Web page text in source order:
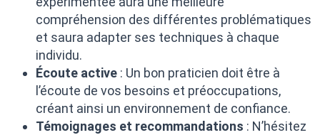
compréhension des différentes problématiques
et saura adapter ses techniques à chaque
individu.
Écoute active : Un bon praticien doit être à
l’écoute de vos besoins et préoccupations,
créant ainsi un environnement de confiance.
Témoignages et recommandations : N’hésitez